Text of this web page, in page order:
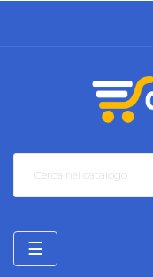
navigazione
Toggle
☰